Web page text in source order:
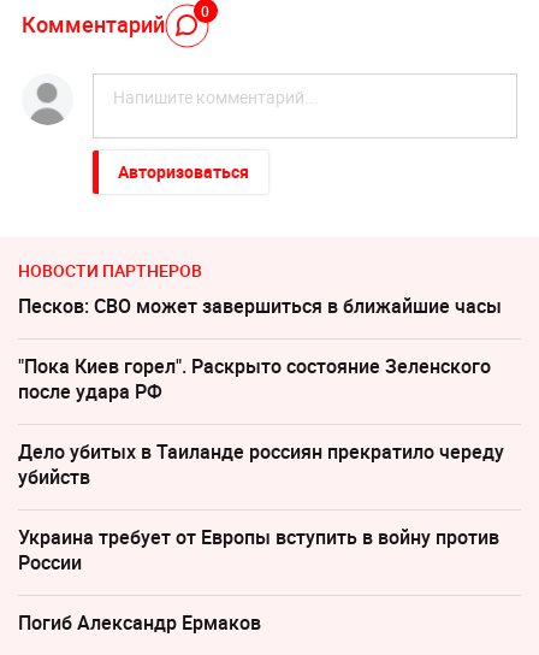
Комментарий 0
Авторизоваться
НОВОСТИ ПАРТНЕРОВ
Песков: СВО может завершиться в ближайшие часы
"Пока Киев горел". Раскрыто состояние Зеленского
после удара РФ
Дело убитых в Таиланде россиян прекратило череду
убийств
Украина требует от Европы вступить в войну против
России
Погиб Александр Ермаков